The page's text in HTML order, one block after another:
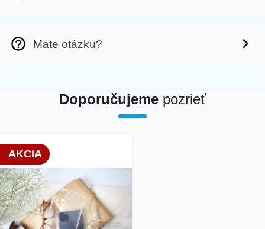
Máte otázku?
Doporučujeme pozrieť
AKCIA